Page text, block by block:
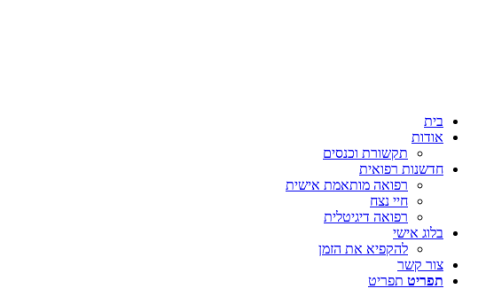
בית
אודות
תקשורת וכנסים
חדשנות רפואית
רפואה מותאמת אישית
חיי נצח
רפואה דיגיטלית
בלוג אישי
להקפיא את הזמן
צור קשר
תפריט תפריט